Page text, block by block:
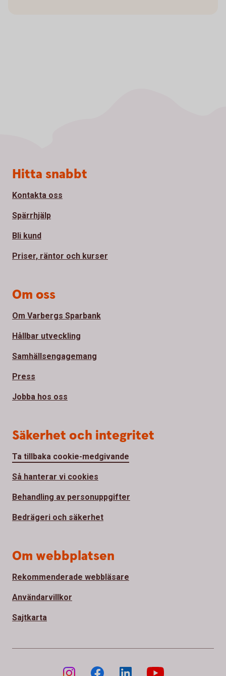
Sidfot
Hitta snabbt
Kontakta oss
Spärrhjälp
Bli kund
Priser, räntor och kurser
Om oss
Om Varbergs Sparbank
Hållbar utveckling
Samhällsengagemang
Press
Jobba hos oss
Säkerhet och integritet
Ta tillbaka cookie-medgivande
Så hanterar vi cookies
Behandling av personuppgifter
Bedrägeri och säkerhet
Om webbplatsen
Rekommenderade webbläsare
Användarvillkor
Sajtkarta